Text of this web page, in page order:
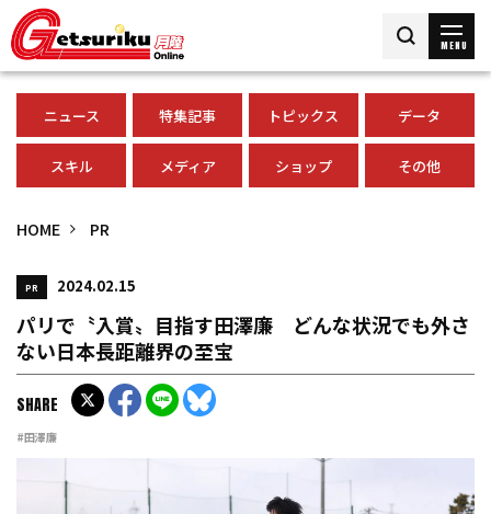
MENU
ニュース 特集記事 トピックス データ
スキル メディア ショップ その他
HOME PR
PR 2024.02.15
パリで〝入賞〟目指す田澤廉 どんな状況でも外さ
ない日本長距離界の至宝
#田澤廉
SHARE